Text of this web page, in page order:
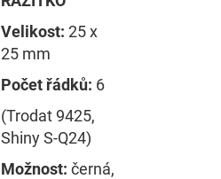
Velikost: 25 x
25 mm
Počet řádků: 6
(Trodat 9425,
Shiny S-Q24)
Možnost: černá,